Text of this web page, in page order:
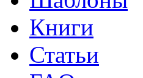
Книги
Статьи